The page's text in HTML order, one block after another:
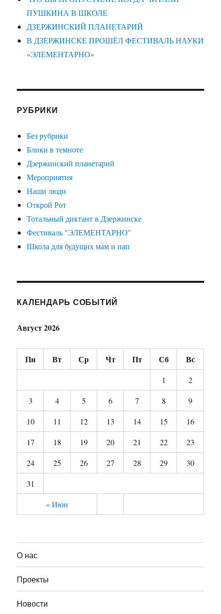
ПУШКИНА В ШКОЛЕ
ДЗЕРЖИНСКИЙ ПЛАНЕТАРИЙ
В ДЗЕРЖИНСКЕ ПРОШЁЛ ФЕСТИВАЛЬ НАУКИ
«ЭЛЕМЕНТАРНО»
РУБРИКИ
Без рубрики
Блики в темноте
Дзержинский планетарий
Мероприятия
Наши люди
Открой Рот
Тотальный диктант в Дзержинске
Фестиваль "ЭЛЕМЕНТАРНО"
Школа для будущих мам и пап
КАЛЕНДАРЬ СОБЫТИЙ
Август 2026
Пн Вт Ср Чт Пт Сб Вс
« Июн
1
2
3
4 5 6 7 8
9
10
11 12 13 14 15
16
17
18 19 20 21 22
23
24
25 26 27 28 29
30
31
О нас
Проекты
Новости